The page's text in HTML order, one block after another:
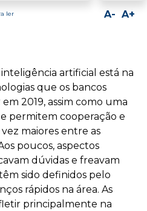
ler A+
A-
artificial está na
que os bancos
2019, assim como uma
permitem cooperação e
maiores entre as
poucos, aspectos
dúvidas e freavam
sido definidos pelo
rápidos na área. As
principalmente na